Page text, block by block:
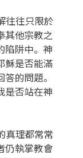
往往只限於
其他宗教之
陷阱中。神
穌是否能滿
的問題。
是否站在神
真理都常常
仍執掌教會